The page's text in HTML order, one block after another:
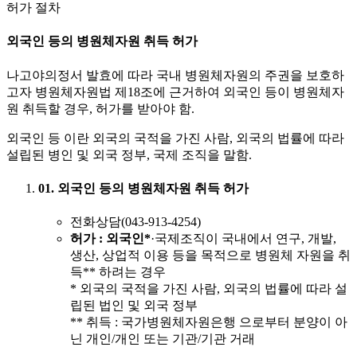
허가 절차
외국인 등의 병원체자원 취득 허가
나고야의정서 발효에 따라 국내 병원체자원의 주권을 보호하
고자 병원체자원법 제18조에 근거하여 외국인 등이 병원체자
원 취득할 경우, 허가를 받아야 함.
외국인 등 이란 외국의 국적을 가진 사람, 외국의 법률에 따라
설립된 병인 및 외국 정부, 국제 조직을 말함.
01. 외국인 등의 병원체자원 취득 허가
전화상담(043-913-4254)
허가: 외국인*·국제조직이 국내에서 연구, 개발,
생산, 상업적 이용 등을 목적으로 병원체 자원을 취
득** 하려는 경우
* 외국의 국적을 가진 사람, 외국의 법률에 따라 설
립된 법인 및 외국 정부
** 취득 : 국가병원체자원은행 으로부터 분양이 아
닌 개인/개인 또는 기관/기관 거래